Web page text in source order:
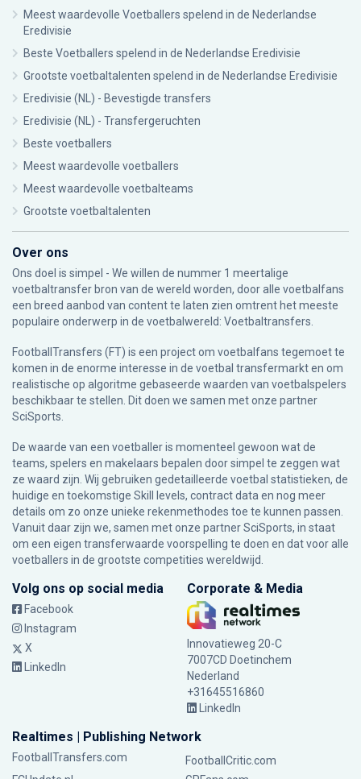
Meest waardevolle Voetballers spelend in de Nederlandse
Eredivisie
Beste Voetballers spelend in de Nederlandse Eredivisie
Grootste voetbaltalenten spelend in de Nederlandse Eredivisie
Eredivisie (NL) - Bevestigde transfers
Eredivisie (NL) - Transfergeruchten
Beste voetballers
Meest waardevolle voetballers
Meest waardevolle voetbalteams
Grootste voetbaltalenten
Over ons
Ons doel is simpel - We willen de nummer 1 meertalige
voetbaltransfer bron van de wereld worden, door alle voetbalfans
een breed aanbod van content te laten zien omtrent het meeste
populaire onderwerp in de voetbalwereld: Voetbaltransfers.
FootballTransfers (FT) is een project om voetbalfans tegemoet te
komen in de enorme interesse in de voetbal transfermarkt en om
realistische op algoritme gebaseerde waarden van voetbalspelers
beschikbaar te stellen. Dit doen we samen met onze partner
SciSports
De waarde van een voetballer is momenteel gewoon wat de
teams, spelers en makelaars bepalen door simpel te zeggen wat
ze waard zijn. Wij gebruiken gedetailleerde voetbal statistieken, de
huidige en toekomstige Skill levels, contract data en nog meer
details om zo onze unieke rekenmethodes toe te kunnen passen.
Vanuit daar zijn we, samen met onze partner SciSports, in staat
om een eigen transferwaarde voorspelling te doen en dat voor alle
voetballers in de grootste competities wereldwijd.
Volg ons op social media
Facebook
Instagram
X
LinkedIn
Corporate & Media
Innovatieweg 20-C
7007CD Doetinchem
Nederland
+31645516860
LinkedIn
Realtimes | Publishing Network
FootballTransfers.com
FootballCritic.com